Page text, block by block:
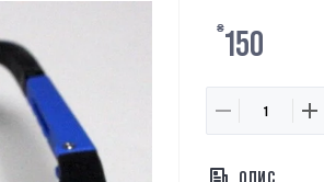
₴150
ОПИС